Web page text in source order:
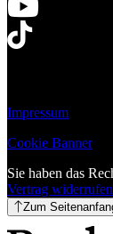
Impressum
Cookie Banner
Sie haben das
Vertrag widerrufen
Zum